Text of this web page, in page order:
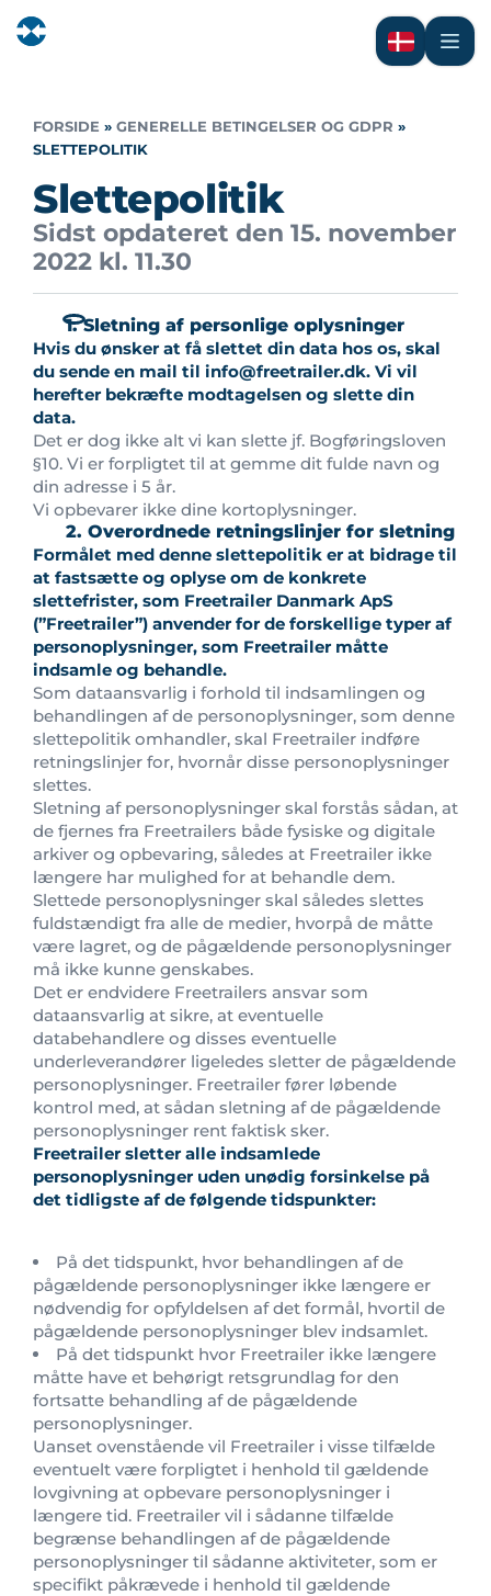
FORSIDE » GENERELLE BETINGELSER OG GDPR »
SLETTEPOLITIK
Slettepolitik
Sidst opdateret den 15. november
2022 kl. 11.30
1. Sletning af personlige oplysninger
Hvis du ønsker at få slettet din data hos os, skal
du sende en mail til info@freetrailer.dk. Vi vil
herefter bekræfte modtagelsen og slette din
data.
Det er dog ikke alt vi kan slette jf. Bogføringsloven
§10. Vi er forpligtet til at gemme dit fulde navn og
din adresse i 5 år.
Vi opbevarer ikke dine kortoplysninger.
2. Overordnede retningslinjer for sletning
Formålet med denne slettepolitik er at bidrage til
at fastsætte og oplyse om de konkrete
slettefrister, som Freetrailer Danmark ApS
(”Freetrailer”) anvender for de forskellige typer af
personoplysninger, som Freetrailer måtte
indsamle og behandle.
Som dataansvarlig i forhold til indsamlingen og
behandlingen af de personoplysninger, som denne
slettepolitik omhandler, skal Freetrailer indføre
retningslinjer for, hvornår disse personoplysninger
slettes.
Sletning af personoplysninger skal forstås sådan, at
de fjernes fra Freetrailers både fysiske og digitale
arkiver og opbevaring, således at Freetrailer ikke
længere har mulighed for at behandle dem.
Slettede personoplysninger skal således slettes
fuldstændigt fra alle de medier, hvorpå de måtte
være lagret, og de pågældende personoplysninger
må ikke kunne genskabes.
Det er endvidere Freetrailers ansvar som
dataansvarlig at sikre, at eventuelle
databehandlere og disses eventuelle
underleverandører ligeledes sletter de pågældende
personoplysninger. Freetrailer fører løbende
kontrol med, at sådan sletning af de pågældende
personoplysninger rent faktisk sker.
Freetrailer sletter alle indsamlede
personoplysninger uden unødig forsinkelse på
det tidligste af de følgende tidspunkter:
På det tidspunkt, hvor behandlingen af de
pågældende personoplysninger ikke længere er
nødvendig for opfyldelsen af det formål, hvortil de
pågældende personoplysninger blev indsamlet.
På det tidspunkt hvor Freetrailer ikke længere
måtte have et behørigt retsgrundlag for den
fortsatte behandling af de pågældende
personoplysninger.
Uanset ovenstående vil Freetrailer i visse tilfælde
eventuelt være forpligtet i henhold til gældende
lovgivning at opbevare personoplysninger i
længere tid. Freetrailer vil i sådanne tilfælde
begrænse behandlingen af de pågældende
personoplysninger til sådanne aktiviteter, som er
specifikt påkrævede i henhold til gældende